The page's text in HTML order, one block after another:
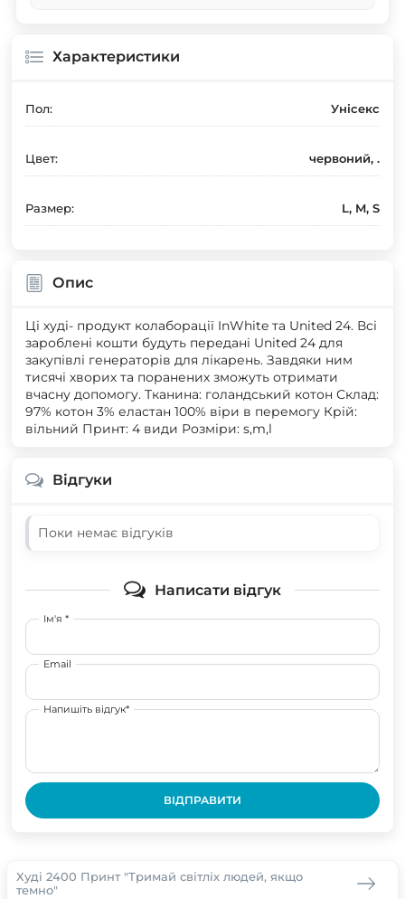
Характеристики
Пол: Унісекс
Цвет: червоний, .
Размер: L, M, S
Опис
Ці худі- продукт колаборації InWhite та United 24. Всі
зароблені кошти будуть передані United 24 для
закупівлі генераторів для лікарень. Завдяки ним
тисячі хворих та поранених зможуть отримати
вчасну допомогу. Тканина: голандський котон Склад:
97% котон 3% еластан 100% віри в перемогу Крій:
вільний Принт: 4 види Розміри: s,m,l
Відгуки
Поки немає відгуків
Написати відгук
Ім'я *
Email
Напишіть відгук*
ВІДПРАВИТИ
Худі 2400 Принт "Тримай світліх людей, якщо
темно"